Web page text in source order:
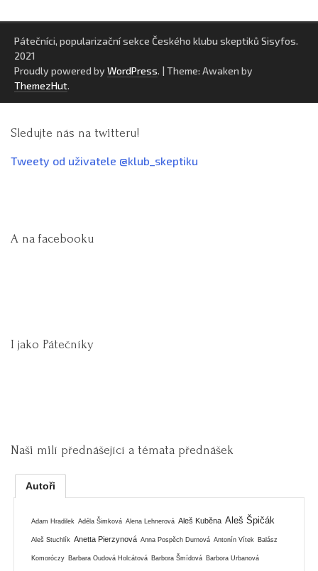
Pátečníci, popularizační sekce Českého klubu skeptiků Sisyfos.
2021
Proudly powered by WordPress. | Theme: Awaken by
ThemezHut.
Sledujte nás na twitteru!
Tweety od uživatele @klub_skeptiku
A na facebooku
I jako Pátečníky
Naši milí přednášející a témata přednášek
Autoři
Adam Hradilek Adéla Šimková Alena Lehnerová Aleš Kuběna Aleš Špičák
Aleš Stuchlík Anetta Pierzynová Anna Pospěch Durnová Antonín Vítek Balász
Komoróczy Barbara Oudová Holcátová Barbora Šmídová Barbora Urbanová